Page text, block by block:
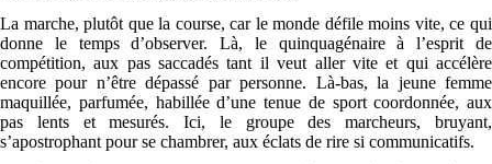
La marche, plutôt que la course, car le monde défile moins vite, ce qui
donne le temps d’observer. Là, le quinquagénaire à l’esprit de
compétition, aux pas saccadés tant il veut aller vite et qui accélère
encore pour n’être dépassé par personne. Là-bas, la jeune femme
maquillée, parfumée, habillée d’une tenue de sport coordonnée, aux
pas lents et mesurés. Ici, le groupe des marcheurs, bruyant,
s’apostrophant pour se chambrer, aux éclats de rire si communicatifs.